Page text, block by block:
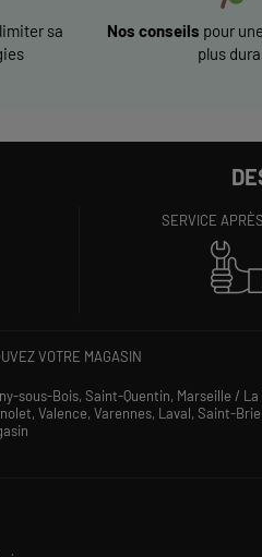
sa
Nos conseils pour
plus
SERVICE
VOTRE MAGASIN
sous-Bois,Saint-Quentin, Marseille /
Valence,Varennes, Laval,Saint-